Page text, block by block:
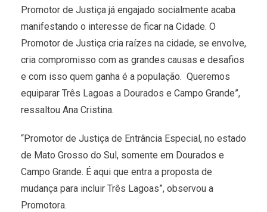
Promotor de Justiça já engajado socialmente acaba
manifestando o interesse de ficar na Cidade. O
Promotor de Justiça cria raízes na cidade, se envolve,
cria compromisso com as grandes causas e desafios
e com isso quem ganha é a população. Queremos
equiparar Três Lagoas a Dourados e Campo Grande”,
ressaltou Ana Cristina.
“Promotor de Justiça de Entrância Especial, no estado
de Mato Grosso do Sul, somente em Dourados e
Campo Grande. É aqui que entra a proposta de
mudança para incluir Três Lagoas”, observou a
Promotora.